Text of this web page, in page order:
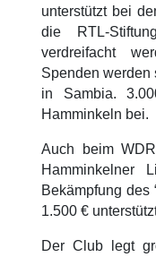
unterstützt bei
die RTL-
verdreifacht
Spenden werden
in Sambia.
Hamminkeln bei.
Auch beim
Hamminkelner
Bekämpfung des
1.500 €
Der Club legt